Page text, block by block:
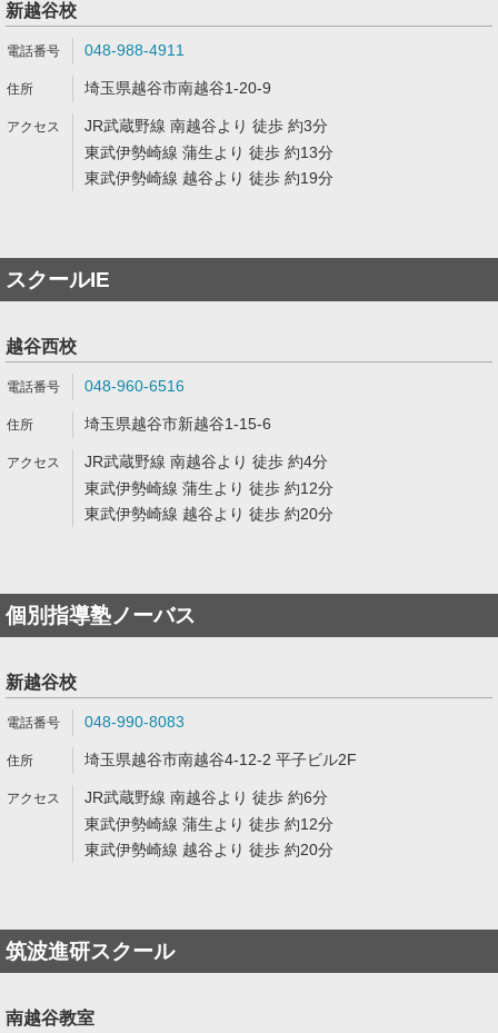
新越谷校
048-988-4911
埼玉県越谷市南越谷1-20-9
JR武蔵野線 南越谷より 徒歩 約3分
東武伊勢崎線 蒲生より 徒歩 約13分
東武伊勢崎線 越谷より 徒歩 約19分
スクールIE
越谷西校
048-960-6516
埼玉県越谷市新越谷1-15-6
JR武蔵野線 南越谷より 徒歩 約4分
東武伊勢崎線 蒲生より 徒歩 約12分
東武伊勢崎線 越谷より 徒歩 約20分
個別指導塾ノーバス
新越谷校
048-990-8083
埼玉県越谷市南越谷4-12-2 平子ビル2F
JR武蔵野線 南越谷より 徒歩 約6分
東武伊勢崎線 蒲生より 徒歩 約12分
東武伊勢崎線 越谷より 徒歩 約20分
筑波進研スクール
南越谷教室